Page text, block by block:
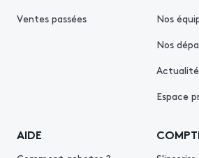
Ventes passées
Nos
Nos
Espace
AIDE